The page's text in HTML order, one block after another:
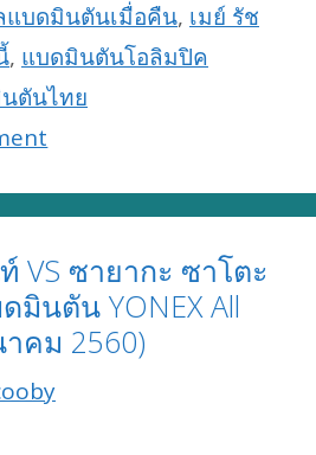
แบดมินตันเมื่อคืน, เมย์ รัช
, แบดมินตันโอลิมปิค
ตันไทย
VS ซายากะ ซาโตะ
นตัน YONEX All
คม 2560)